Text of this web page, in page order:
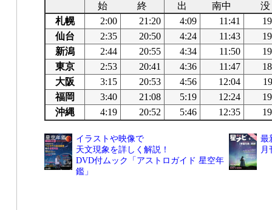
始
終 出 南中
没
札幌
2:00 21:20 4:09 11:41
仙台
2:35 20:50 4:24 11:43
新潟
2:44 20:55 4:34 11:50
東京
2:53 20:41 4:36 11:47
大阪
3:15 20:53 4:56 12:04
福岡
3:40 21:08 5:19 12:24
沖縄
4:19 20:52 5:46 12:35
イラストや映像で
天文現象を詳しく解説！
DVD付ムック「アストロガイド 星空年
鑑」
最
月